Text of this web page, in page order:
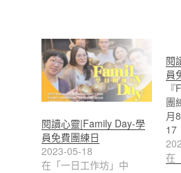
閱讀心靈|Family Day-學
員免費團練日
2023-05-18
在「一日工作坊」中
閱
員
團
月
17
在